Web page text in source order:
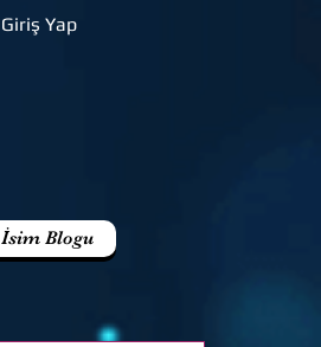
Giriş Yap
İsim Blogu